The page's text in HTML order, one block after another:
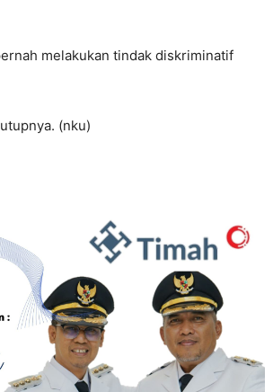
melakukan tindak diskriminatif
(nku)